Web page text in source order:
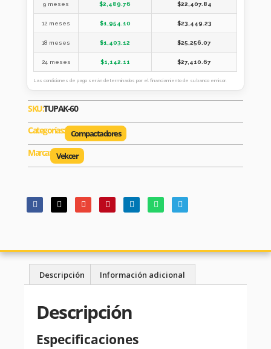
9 meses $2,489.76 $22,407.84
12 meses $1,954.10 $23,449.23
18 meses $1,403.12 $25,256.07
24 meses $1,142.11 $27,410.67
Las condiciones de pago serán determinados por el financiamiento de su banco emisor.
SKU:TUPAK-60
Categorías: Compactadores
Marca: Vekcer
Descripción Información adicional
Descripción
Especificaciones